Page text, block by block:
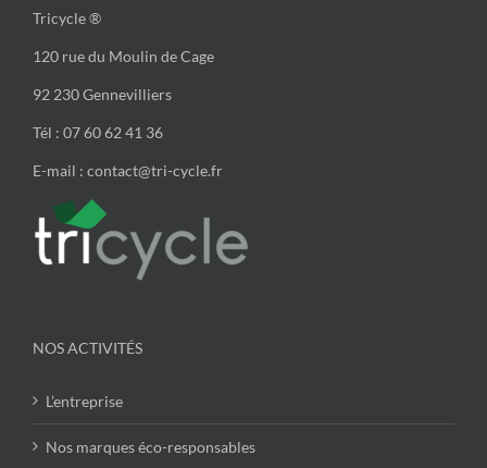
Tricycle ®
120 rue du Moulin de Cage
92 230 Gennevilliers
Tél : 07 60 62 41 36
E-mail : contact@tri-cycle.fr
NOS ACTIVITÉS
L’entreprise
Nos marques éco-responsables